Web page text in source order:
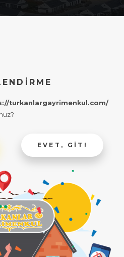
turkanlargayrimenkul.com/
EVET, GIT!